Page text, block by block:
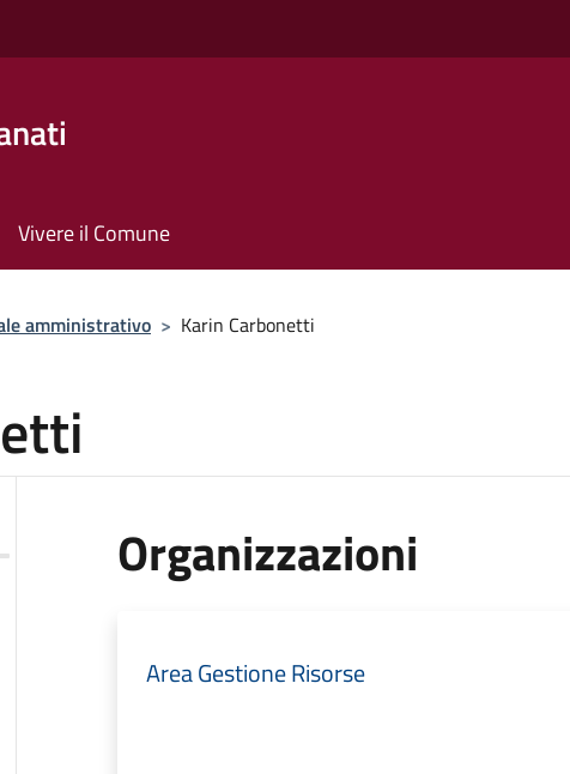
Vivere il Comune
amministrativo > Karin Carbonetti
Organizzazioni
Area Gestione Risorse